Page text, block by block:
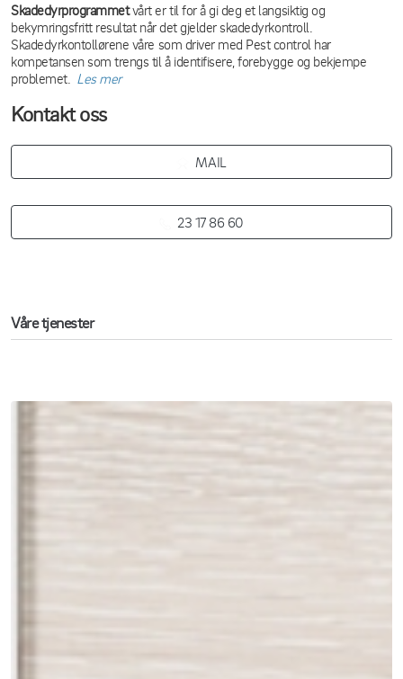
Skadedyrprogrammetvårt er til for å gi deg et langsiktig og
bekymringsfritt resultat når det gjelder skadedyrkontroll.
Skadedyrkontollørene våre som driver med Pest control har
kompetansen som trengs til å identifisere, forebygge og bekjempe
problemet. Les mer
Kontakt oss
MAIL
23 17 86 60
Våre tjenester